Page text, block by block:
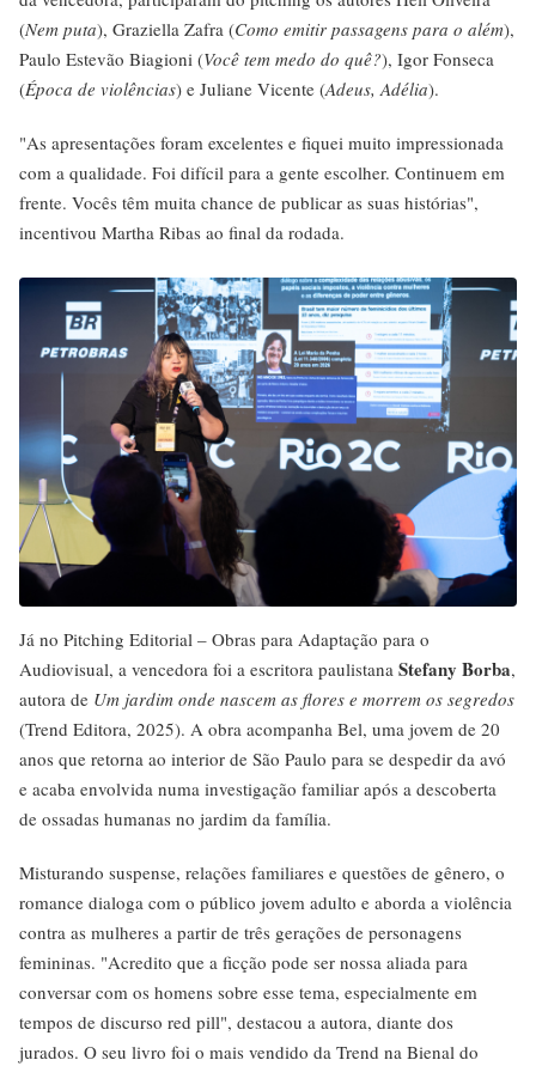
(Nem puta), Graziella Zafra (Como emitir passagens para o além),
Paulo Estevão Biagioni (Você tem medo do quê?), Igor Fonseca
(Época de violências) e Juliane Vicente (Adeus, Adélia).
"As apresentações foram excelentes e fiquei muito impressionada
com a qualidade. Foi difícil para a gente escolher. Continuem em
frente. Vocês têm muita chance de publicar as suas histórias",
incentivou Martha Ribas ao final da rodada.
Já no Pitching Editorial – Obras para Adaptação para o
Audiovisual, a vencedora foi a escritora paulistana Stefany Borba,
autora de Um jardim onde nascem as flores e morrem os segredos
(Trend Editora, 2025). A obra acompanha Bel, uma jovem de 20
anos que retorna ao interior de São Paulo para se despedir da avó
e acaba envolvida numa investigação familiar após a descoberta
de ossadas humanas no jardim da família.
Misturando suspense, relações familiares e questões de gênero, o
romance dialoga com o público jovem adulto e aborda a violência
contra as mulheres a partir de três gerações de personagens
femininas. "Acredito que a ficção pode ser nossa aliada para
conversar com os homens sobre esse tema, especialmente em
tempos de discurso red pill", destacou a autora, diante dos
jurados. O seu livro foi o mais vendido da Trend na Bienal do